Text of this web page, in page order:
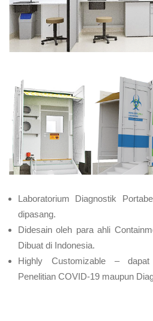
Laboratorium Diagnostik
dipasang.
Didesain oleh para ahli
Dibuat di Indonesia.
Highly Customizable –
Penelitian COVID-19 maupun